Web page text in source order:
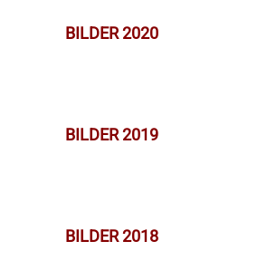
BILDER 2020
BILDER 2019
BILDER 2018